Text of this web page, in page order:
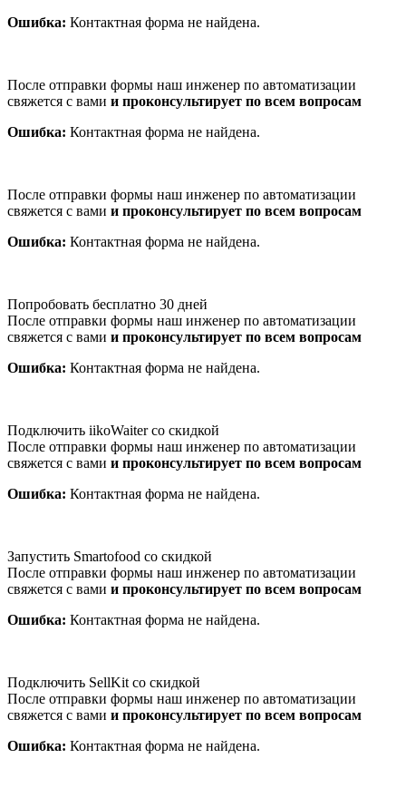
Ошибка: Контактная форма не найдена.
После отправки формы наш инженер по автоматизации
свяжется с вами и проконсультирует по всем вопросам
Ошибка: Контактная форма не найдена.
После отправки формы наш инженер по автоматизации
свяжется с вами и проконсультирует по всем вопросам
Ошибка: Контактная форма не найдена.
Попробовать бесплатно 30 дней
После отправки формы наш инженер по автоматизации
свяжется с вами и проконсультирует по всем вопросам
Ошибка: Контактная форма не найдена.
Подключить iikoWaiter со скидкой
После отправки формы наш инженер по автоматизации
свяжется с вами и проконсультирует по всем вопросам
Ошибка: Контактная форма не найдена.
Запустить Smartofood со скидкой
После отправки формы наш инженер по автоматизации
свяжется с вами и проконсультирует по всем вопросам
Ошибка: Контактная форма не найдена.
Подключить SellKit со скидкой
После отправки формы наш инженер по автоматизации
свяжется с вами и проконсультирует по всем вопросам
Ошибка: Контактная форма не найдена.